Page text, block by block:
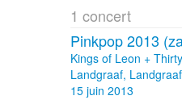
1 concert
Pinkpop 2013
Kings of Leon +
Landgraaf,
15 juin 2013